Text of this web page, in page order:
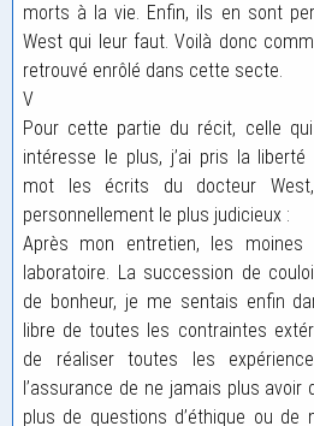
morts à la vie. Enfin, ils en sont
West qui leur faut. Voilà donc
retrouvé enrôlé dans cette secte.
V
Pour cette partie du récit, celle
intéresse le plus, j’ai pris la
mot les écrits du docteur
personnellement le plus judicieux :
Après mon entretien, les
laboratoire. La succession de
de bonheur, je me sentais enfin
libre de toutes les contraintes
de réaliser toutes les
l’assurance de ne jamais plus
plus de questions d’éthique ou de